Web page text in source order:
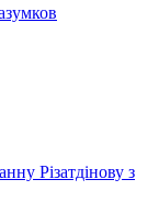
Різатдінову з